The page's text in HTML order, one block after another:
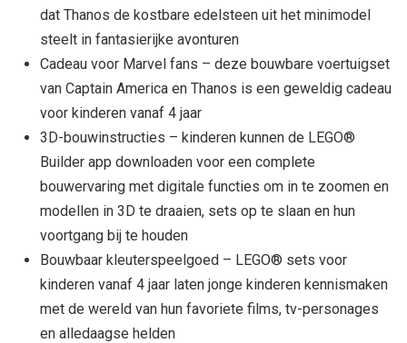
dat Thanos de kostbare edelsteen uit het minimodel
steelt in fantasierijke avonturen
Cadeau voor Marvel fans – deze bouwbare voertuigset
van Captain America en Thanos is een geweldig cadeau
voor kinderen vanaf 4 jaar
3D-bouwinstructies – kinderen kunnen de LEGO®
Builder app downloaden voor een complete
bouwervaring met digitale functies om in te zoomen en
modellen in 3D te draaien, sets op te slaan en hun
voortgang bij te houden
Bouwbaar kleuterspeelgoed – LEGO® sets voor
kinderen vanaf 4 jaar laten jonge kinderen kennismaken
met de wereld van hun favoriete films, tv-personages
en alledaagse helden